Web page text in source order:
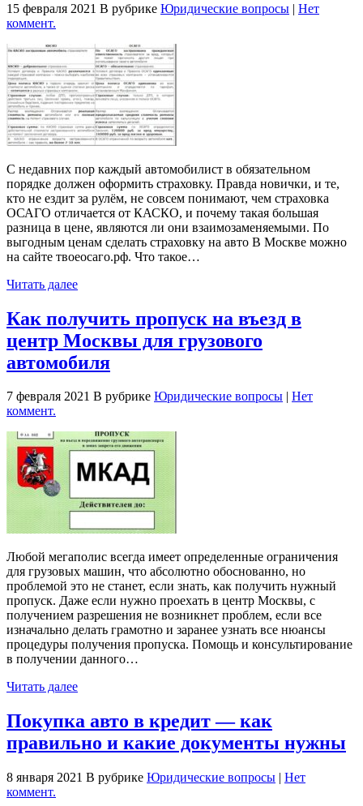
15 февраля 2021 В рубрике Юридические вопросы | Нет
коммент.
С недавних пор каждый автомобилист в обязательном
порядке должен оформить страховку. Правда новички, и те,
кто не ездит за рулём, не совсем понимают, чем страховка
ОСАГО отличается от КАСКО, и почему такая большая
разница в цене, являются ли они взаимозаменяемыми. По
выгодным ценам сделать страховку на авто В Москве можно
на сайте твоеосаго.рф. Что такое…
Читать далее
Как получить пропуск на въезд в
центр Москвы для грузового
автомобиля
7 февраля 2021 В рубрике Юридические вопросы | Нет
коммент.
Любой мегаполис всегда имеет определенные ограничения
для грузовых машин, что абсолютно обоснованно, но
проблемой это не станет, если знать, как получить нужный
пропуск. Даже если нужно проехать в центр Москвы, с
получением разрешения не возникнет проблем, если все
изначально делать грамотно и заранее узнать все нюансы
процедуры получения пропуска. Помощь и консультирование
в получении данного…
Читать далее
Покупка авто в кредит — как
правильно и какие документы нужны
8 января 2021 В рубрике Юридические вопросы | Нет
коммент.